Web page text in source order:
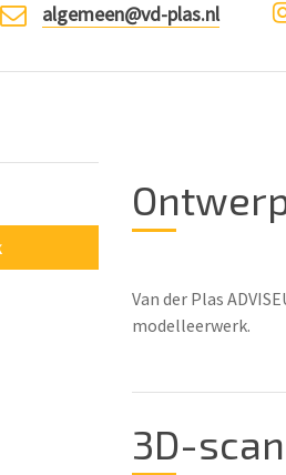
algemeen@vd-plas.nl
Van der Plas
modelleerwerk.
3D-